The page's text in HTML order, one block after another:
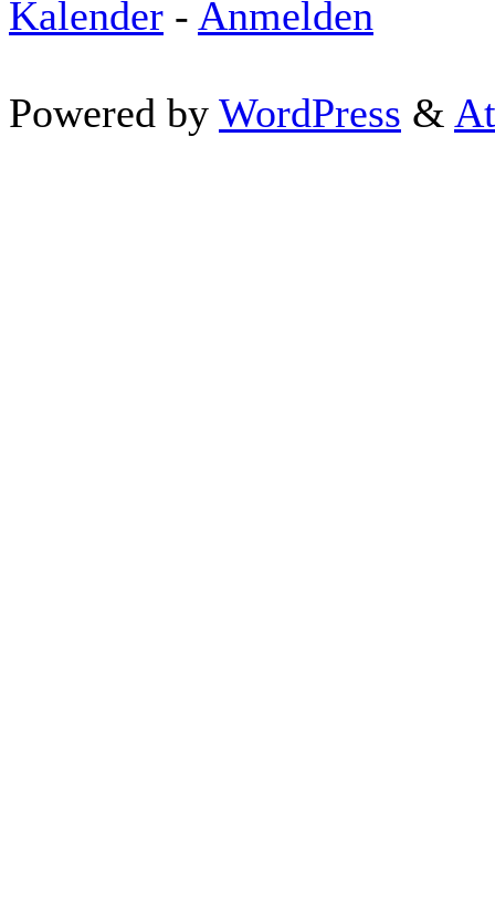
Kalender - Anmelden
Powered by WordPress &